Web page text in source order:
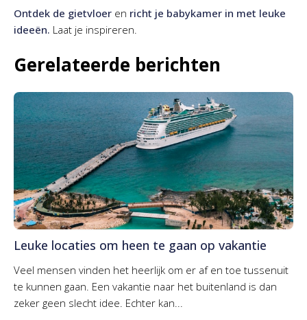
Ontdek de gietvloer en richt je babykamer in met leuke
ideeën. Laat je inspireren.
Gerelateerde berichten
Leuke locaties om heen te gaan op vakantie
Veel mensen vinden het heerlijk om er af en toe tussenuit
te kunnen gaan. Een vakantie naar het buitenland is dan
zeker geen slecht idee. Echter kan...